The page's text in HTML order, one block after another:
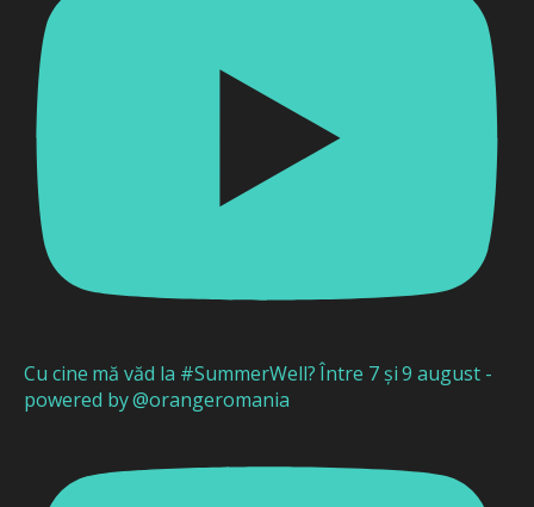
Cu cine mă văd la #SummerWell? Între 7 și 9 august -
powered by @orangeromania